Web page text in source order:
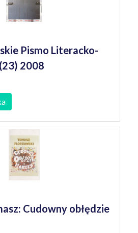
Pismo Literacko-
2008
Cudowny obłędzie